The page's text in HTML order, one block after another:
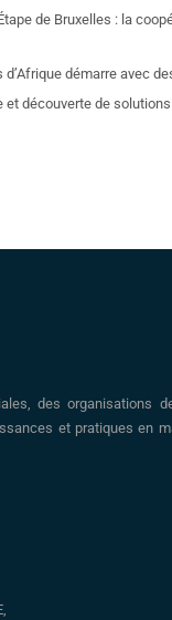
de Bruxelles : la
démarre avec
et découverte de
des organisations
et pratiques en